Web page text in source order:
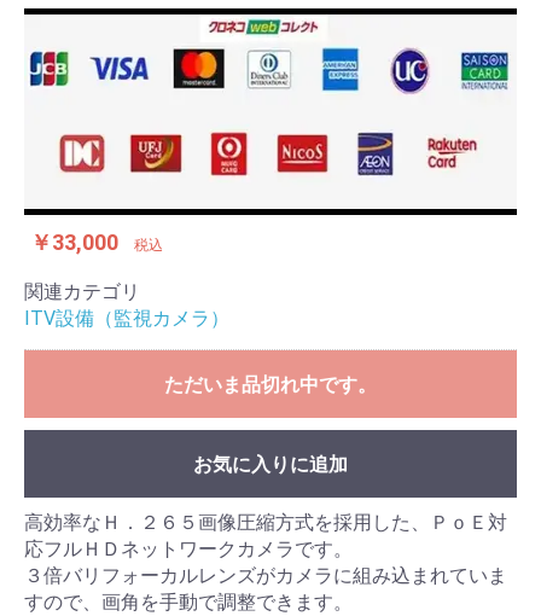
￥33,000 税込
関連カテゴリ
ITV設備（監視カメラ）
ただいま品切れ中です。
お気に入りに追加
高効率なＨ．２６５画像圧縮方式を採用した、ＰｏＥ対
応フルＨＤネットワークカメラです。
３倍バリフォーカルレンズがカメラに組み込まれていま
すので、画角を手動で調整できます。